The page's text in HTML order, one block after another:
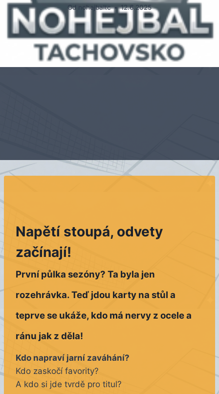
Od nohejbaltc 12.6.2025
Napětí stoupá, odvety
začínají!
První půlka sezóny? Ta byla jen
rozehrávka. Teď jdou karty na stůl a
teprve se ukáže, kdo má nervy z ocele a
ránu jak z děla!
Kdo napraví jarní zaváhání?
Kdo zaskočí favority?
A kdo si jde tvrdě pro titul?